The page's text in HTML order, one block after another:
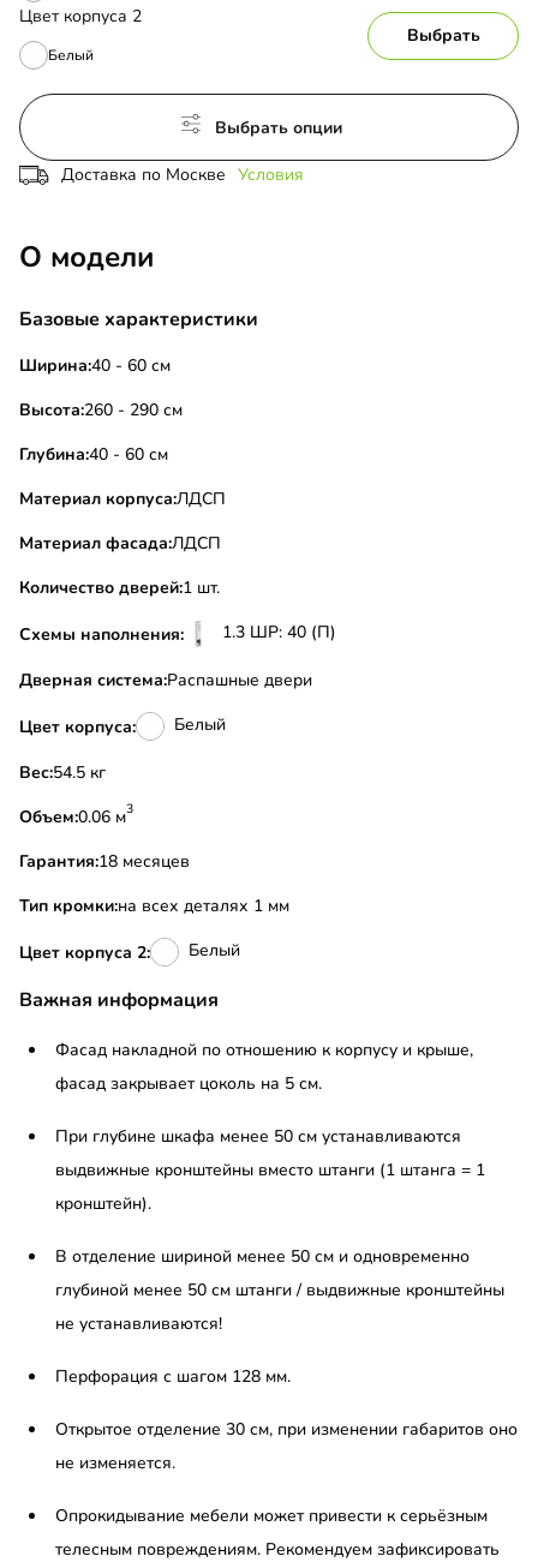
Цвет корпуса 2
Белый
Выбрать
Выбрать опции
Доставка по Москве Условия
О модели
Базовые характеристики
Ширина:40 - 60 см
Высота:260 - 290 см
Глубина:40 - 60 см
Материал корпуса:ЛДСП
Материал фасада:ЛДСП
Количество дверей:1 шт.
Схемы наполнения: 1.3 ШР: 40 (П)
Дверная система:Распашные двери
Цвет корпуса: Белый
Вес:
54.5 кг
Объем:
0.06 м3
Гарантия:18 месяцев
Тип кромки:на всех деталях 1 мм
Цвет корпуса 2: Белый
Важная информация
Фасад накладной по отношению к корпусу и крыше,
фасад закрывает цоколь на 5 см.
При глубине шкафа менее 50 см устанавливаются
выдвижные кронштейны вместо штанги (1 штанга = 1
кронштейн).
В отделение шириной менее 50 см и одновременно
глубиной менее 50 см штанги / выдвижные кронштейны
не устанавливаются!
Перфорация с шагом 128 мм.
Открытое отделение 30 см, при изменении габаритов оно
не изменяется.
Опрокидывание мебели может привести к серьёзным
телесным повреждениям. Рекомендуем зафиксировать